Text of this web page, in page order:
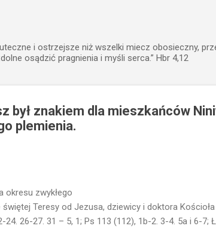
i ostrzejsze niż wszelki miecz obosieczny,
osądzić pragnienia i myśli serca.” Hbr 4,12
był znakiem dla mieszkańców
plemienia.
okresu zwykłego
Teresy od Jezusa, dziewicy i doktora Kościoła
24. 26-27. 31 – 5, 1; Ps 113 (112), 1b-2. 3-4. 5a i 6-7;